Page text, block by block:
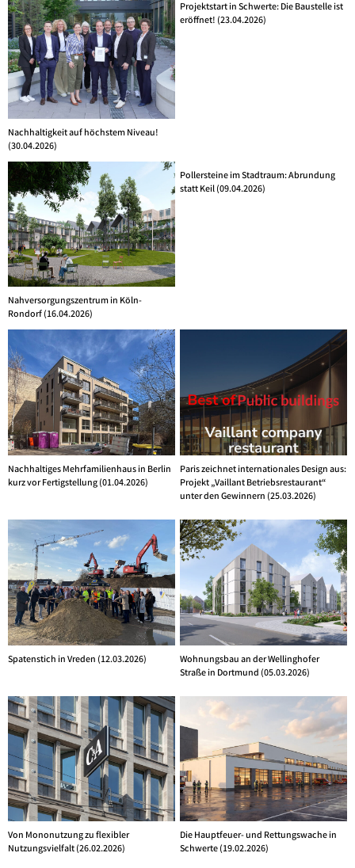
Nachhaltigkeit auf höchstem Niveau!
(30.04.2026)
Projektstart in Schwerte: Die Baustelle ist
eröffnet! (23.04.2026)
Nahversorgungszentrum in Köln-
Rondorf (16.04.2026)
Pollersteine im Stadtraum: Abrundung
statt Keil (09.04.2026)
Nachhaltiges Mehrfamilienhaus in Berlin
kurz vor Fertigstellung (01.04.2026)
Paris zeichnet internationales Design aus:
Projekt „Vaillant Betriebsrestaurant“
unter den Gewinnern (25.03.2026)
Spatenstich in Vreden (12.03.2026)
Wohnungsbau an der Wellinghofer
Straße in Dortmund (05.03.2026)
Von Mononutzung zu flexibler
Nutzungsvielfalt (26.02.2026)
Die Hauptfeuer- und Rettungswache in
Schwerte (19.02.2026)